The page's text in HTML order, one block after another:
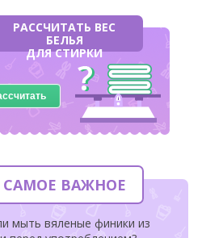
РАССЧИТАТЬ ВЕС
БЕЛЬЯ
ДЛЯ СТИРКИ
САМОЕ ВАЖНОЕ
мыть вяленые финики из